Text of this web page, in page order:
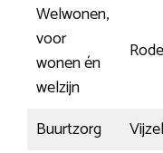
Welwonen,
voor
wonen én
welzijn
Buurtzorg